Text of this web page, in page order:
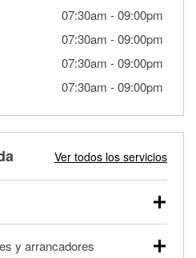
07:30am -09:00pm
07:30am -09:00pm
07:30am -09:00pm
07:30am -09:00pm
Ver todos los servicios
comerciales y
y arrancadores